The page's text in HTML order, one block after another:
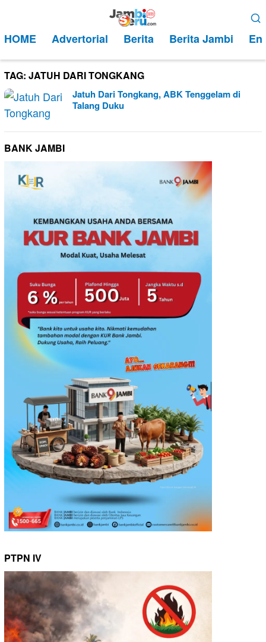
kontenMobile
HOME Advertorial Berita Berita Jambi
TAG: JATUH DARI TONGKANG
Jatuh Dari Tongkang, ABK Tenggelam di
Talang Duku
BANK JAMBI
PTPN IV